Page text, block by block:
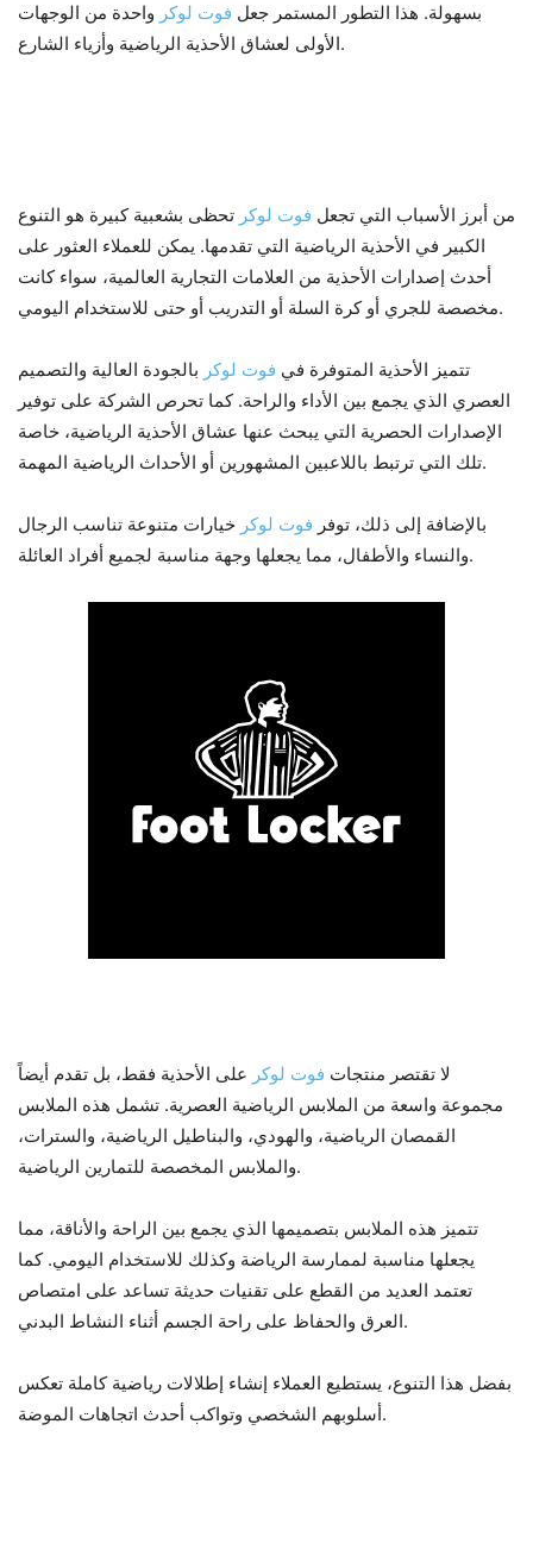
بسهولة. هذا التطور المستمر جعل فوت لوكر واحدة من الوجهات
الأولى لعشاق الأحذية الرياضية وأزياء الشارع.
من أبرز الأسباب التي تجعل فوت لوكر تحظى بشعبية كبيرة هو التنوع
الكبير في الأحذية الرياضية التي تقدمها. يمكن للعملاء العثور على
أحدث إصدارات الأحذية من العلامات التجارية العالمية، سواء كانت
مخصصة للجري أو كرة السلة أو التدريب أو حتى للاستخدام اليومي.
تتميز الأحذية المتوفرة في فوت لوكر بالجودة العالية والتصميم
العصري الذي يجمع بين الأداء والراحة. كما تحرص الشركة على توفير
الإصدارات الحصرية التي يبحث عنها عشاق الأحذية الرياضية، خاصة
تلك التي ترتبط باللاعبين المشهورين أو الأحداث الرياضية المهمة.
بالإضافة إلى ذلك، توفر فوت لوكر خيارات متنوعة تناسب الرجال
والنساء والأطفال، مما يجعلها وجهة مناسبة لجميع أفراد العائلة.
لا تقتصر منتجات فوت لوكر على الأحذية فقط، بل تقدم أيضاً
مجموعة واسعة من الملابس الرياضية العصرية. تشمل هذه الملابس
القمصان الرياضية، والهودي، والبناطيل الرياضية، والسترات،
والملابس المخصصة للتمارين الرياضية.
تتميز هذه الملابس بتصميمها الذي يجمع بين الراحة والأناقة، مما
يجعلها مناسبة لممارسة الرياضة وكذلك للاستخدام اليومي. كما
تعتمد العديد من القطع على تقنيات حديثة تساعد على امتصاص
العرق والحفاظ على راحة الجسم أثناء النشاط البدني.
بفضل هذا التنوع، يستطيع العملاء إنشاء إطلالات رياضية كاملة تعكس
أسلوبهم الشخصي وتواكب أحدث اتجاهات الموضة.